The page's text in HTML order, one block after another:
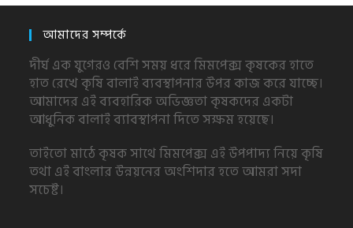
আমাদের সম্পর্কে
দীর্ঘ এক যুগেরও বেশি সময় ধরে মিমপেক্স কৃষকের হাতে
হাত রেখে কৃষি বালাই ব্যবস্থাপনার উপর কাজ করে যাচ্ছে।
আমাদের এই ব্যবহারিক অভিজ্ঞতা কৃষকদের একটা
আধুনিক বালাই ব্যাবস্থাপনা দিতে সক্ষম হয়েছে।
তাইতো মাঠে কৃষক সাথে মিমপেক্স এই উপপাদ্য নিয়ে কৃষি
তথা এই বাংলার উন্নয়নের অংশিদার হতে আমরা সদা
সচেষ্ট।